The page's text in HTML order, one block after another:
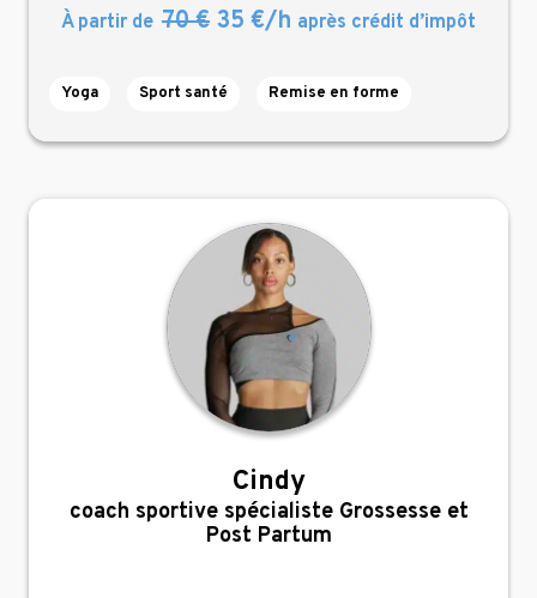
À partir de 70 € 35 €/h après crédit d’impôt
Yoga Sport santé Remise en forme
Cindy
,
coach sportive spécialiste Grossesse et
Post Partum